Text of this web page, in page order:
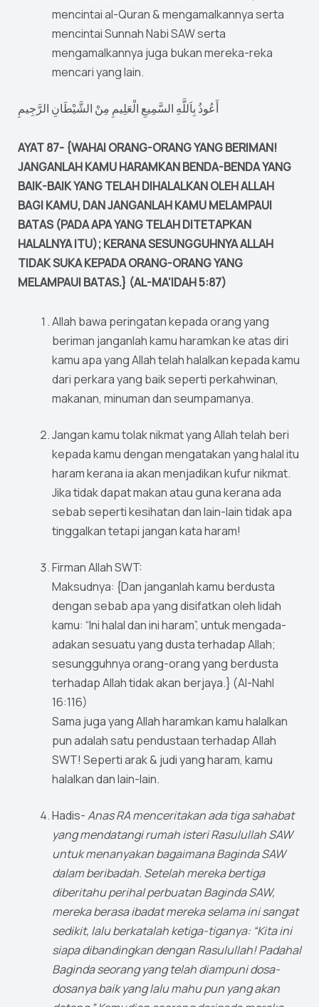
mencintai al-Quran & mengamalkannya serta
mencintai Sunnah Nabi SAW serta
mengamalkannya juga bukan mereka-reka
mencari yang lain.
AYAT 87- {WAHAI ORANG-ORANG YANG BERIMAN!
JANGANLAH KAMU HARAMKAN BENDA-BENDA YANG
BAIK-BAIK YANG TELAH DIHALALKAN OLEH ALLAH
BAGI KAMU, DAN JANGANLAH KAMU MELAMPAUI
BATAS (PADA APA YANG TELAH DITETAPKAN
HALALNYA ITU); KERANA SESUNGGUHNYA ALLAH
TIDAK SUKA KEPADA ORANG-ORANG YANG
MELAMPAUI BATAS.} (AL-MA’IDAH 5:87)
Allah bawa peringatan kepada orang yang
beriman janganlah kamu haramkan ke atas diri
kamu apa yang Allah telah halalkan kepada kamu
dari perkara yang baik seperti perkahwinan,
makanan, minuman dan seumpamanya.
Jangan kamu tolak nikmat yang Allah telah beri
kepada kamu dengan mengatakan yang halal itu
haram kerana ia akan menjadikan kufur nikmat.
Jika tidak dapat makan atau guna kerana ada
sebab seperti kesihatan dan lain-lain tidak apa
tinggalkan tetapi jangan kata haram!
Firman Allah SWT:
Maksudnya: {Dan janganlah kamu berdusta
dengan sebab apa yang disifatkan oleh lidah
kamu: “Ini halal dan ini haram”, untuk mengada-
adakan sesuatu yang dusta terhadap Allah;
sesungguhnya orang-orang yang berdusta
terhadap Allah tidak akan berjaya.} (Al-Nahl
16:116)
Sama juga yang Allah haramkan kamu halalkan
pun adalah satu pendustaan terhadap Allah
SWT! Seperti arak & judi yang haram, kamu
halalkan dan lain-lain.
Hadis-Anas RA menceritakan ada tiga sahabat
yang mendatangi rumah isteri Rasulullah SAW
untuk menanyakan bagaimana Baginda SAW
dalam beribadah. Setelah mereka bertiga
diberitahu perihal perbuatan Baginda SAW,
mereka berasa ibadat mereka selama ini sangat
sedikit, lalu berkatalah ketiga-tiganya: “Kita ini
siapa dibandingkan dengan Rasulullah! Padahal
Baginda seorang yang telah diampuni dosa-
dosanya baik yang lalu mahu pun yang akan